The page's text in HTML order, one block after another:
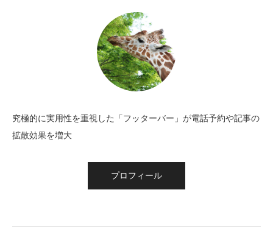
究極的に実用性を重視した「フッターバー」が電話予約や記事の
拡散効果を増大
プロフィール